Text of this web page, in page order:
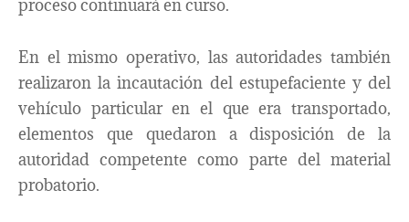
proceso continuará en curso.
En el mismo operativo, las autoridades también
realizaron la incautación del estupefaciente y del
vehículo particular en el que era transportado,
elementos que quedaron a disposición de la
autoridad competente como parte del material
probatorio.